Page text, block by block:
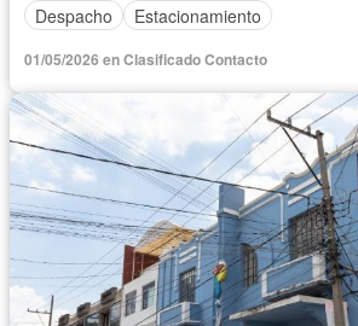
Despacho
Estacionamiento
01/05/2026 en Clasificado Contacto